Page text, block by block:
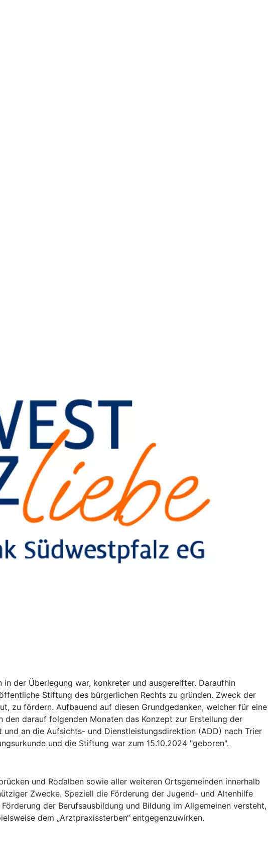
der Überlegung war, konkreter und ausgereifter. Daraufhin
Stiftung des bürgerlichen Rechts zu gründen. Zweck der
zu fördern. Aufbauend auf diesen Grundgedanken, welcher für eine
darauf folgenden Monaten das Konzept zur Erstellung der
an die Aufsichts- und Dienstleistungsdirektion (ADD) nach Trier
und die Stiftung war zum 15.10.2024 "geboren".
und Rodalben sowie aller weiteren Ortsgemeinden innerhalb
Zwecke. Speziell die Förderung der Jugend- und Altenhilfe
der Berufsausbildung und Bildung im Allgemeinen versteht,
dem „Arztpraxissterben“ entgegenzuwirken.